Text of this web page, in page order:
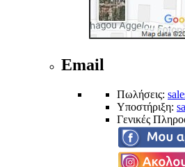
Email
Πωλήσεις:
Υποστήριξη:
Γενικές